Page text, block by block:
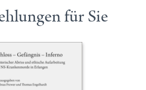
für Sie